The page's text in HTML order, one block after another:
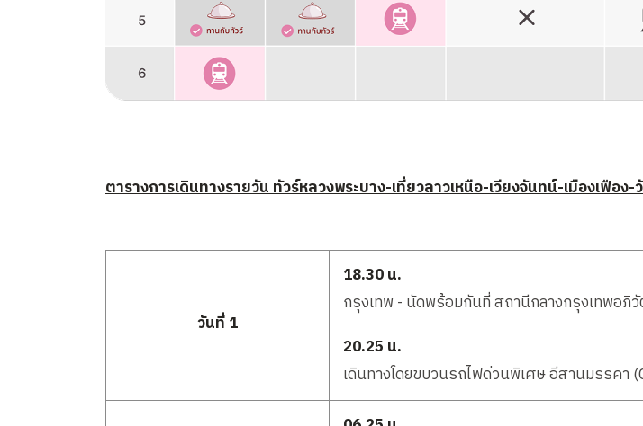
ตารางการเดินทางรายวัน ทัวร์หลวงพระบาง-เที่ยวลาวเหนือ-เวียงจันทน์-เมืองเฟือง-
วันที่ 1
18.30 น.
กรุงเทพ - นัดพร้อมกันที่ สถานีกลางกรุงเทพอภิ
20.25 น.
เดินทางโดยขบวนรถไฟด่วนพิเศษ อีสานมรรคา